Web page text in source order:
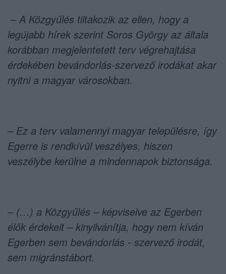
– A Közgyűlés tiltakozik az ellen, hogy a
legújabb hírek szerint Soros György az általa
korábban megjelentetett terv végrehajtása
érdekében bevándorlás-szervező irodákat akar
nyitni a magyar városokban.
– Ez a terv valamennyi magyar településre, így
Egerre is rendkívül veszélyes, hiszen
veszélybe kerülne a mindennapok biztonsága.
– (…) a Közgyűlés – képviselve az Egerben
élők érdekeit – kinyilvánítja, hogy nem kíván
Egerben sem bevándorlás - szervező irodát,
sem migránstábort.